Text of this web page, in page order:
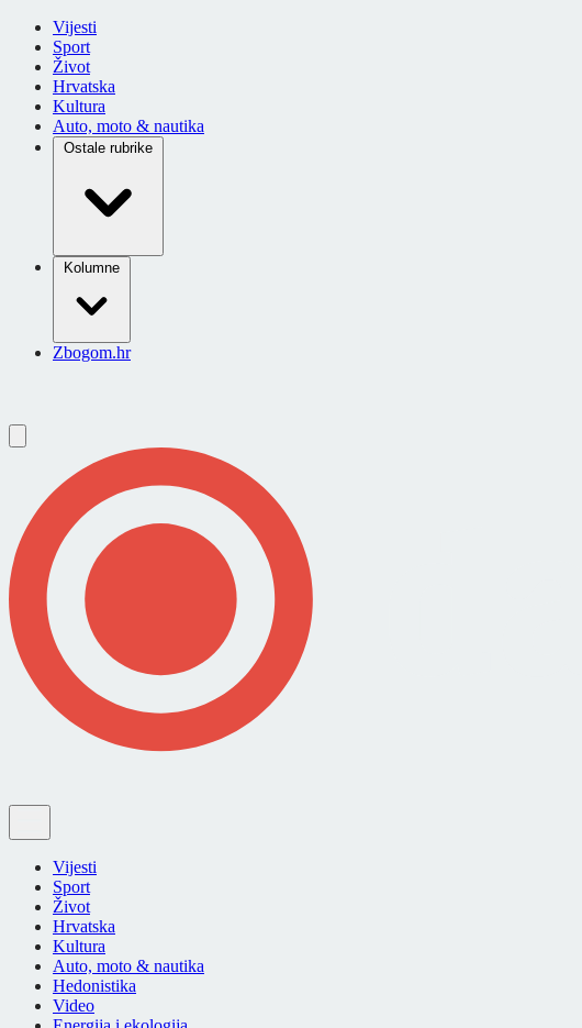
Vijesti
Sport
Život
Hrvatska
Kultura
Auto, moto & nautika
Ostale rubrike
Kolumne
Zbogom.hr
Vijesti
Sport
Život
Hrvatska
Kultura
Auto, moto & nautika
Hedonistika
Video